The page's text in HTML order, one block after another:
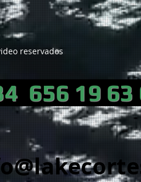
reservados
656 19 63